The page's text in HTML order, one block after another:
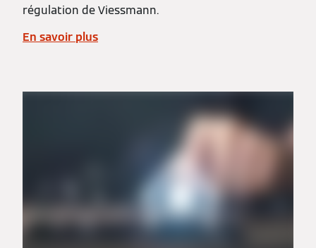
régulation de Viessmann.
En savoir plus